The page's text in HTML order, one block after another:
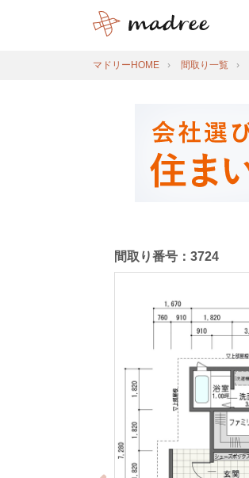
マドリーHOME 間取り一覧
間取り番号：3724